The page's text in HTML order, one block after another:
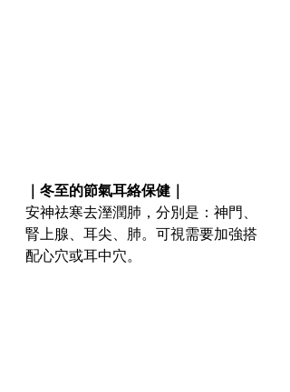
｜冬至的節氣耳絡保健｜
安神祛寒去溼潤肺，分別是：神門、
腎上腺、耳尖、肺。可視需要加強搭
配心穴或耳中穴。